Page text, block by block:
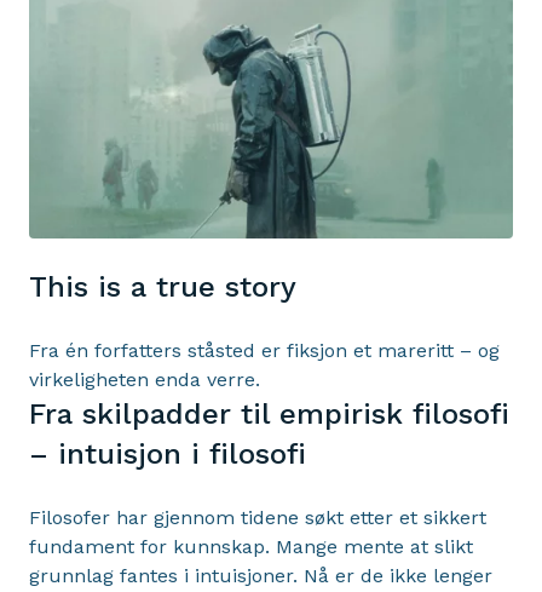
This is a true story
Fra én forfatters ståsted er fiksjon et mareritt – og
virkeligheten enda verre.
Fra skilpadder til empirisk filosofi
– intuisjon i filosofi
Filosofer har gjennom tidene søkt etter et sikkert
fundament for kunnskap. Mange mente at slikt
grunnlag fantes i intuisjoner. Nå er de ikke lenger